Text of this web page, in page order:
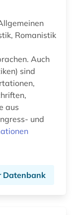
Romanistik
Auch
sind
aus
und
Datenbank